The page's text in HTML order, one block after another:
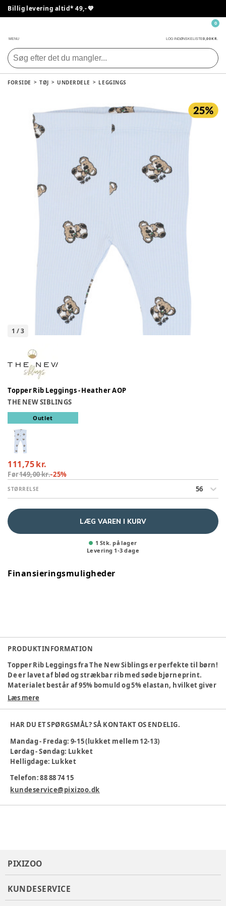
Billig levering altid* 49,- 💙
MENU LOG INDØNSKELISTE0,00 KR.
0
FORSIDE TØJ UNDERDELE LEGGINGS
1 /3
Topper Rib Leggings - Heather AOP
THE NEW SIBLINGS
Outlet
111,75 kr.
Før149,00 kr.-25%
STØRRELSE 56
LÆG VAREN I KURV
1 Stk. på lager
Levering 1-3 dage
Finansieringsmuligheder
PRODUKTINFORMATION
Topper Rib Leggings fra The New Siblings er perfekte til børn!
De er lavet af blød og strækbar rib med søde bjørneprint.
Materialet består af 95% bomuld og 5% elastan, hvilket giver
god komfort og bevægelsesfrihed.
95% bomuld, 5% elastan
Blødt og behageligt materiale
Sjovt print
Maskinvaskbar 30 °C
Farve:
Materiale:95% Cotton, 5% Elastane
Produktionsland:Indien
Læs mere
HAR DU ET SPØRGSMÅL? SÅ KONTAKT OS ENDELIG.
Mandag - Fredag: 9-15 (lukket mellem 12-13)
Lørdag - Søndag: Lukket
Helligdage: Lukket
Telefon: 88 88 74 15
kundeservice@pixizoo.dk
PIXIZOO
KUNDESERVICE